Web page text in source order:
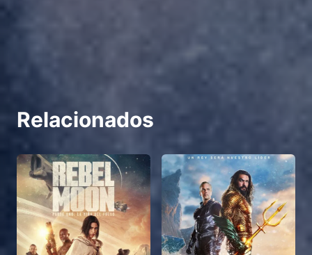
Relacionados